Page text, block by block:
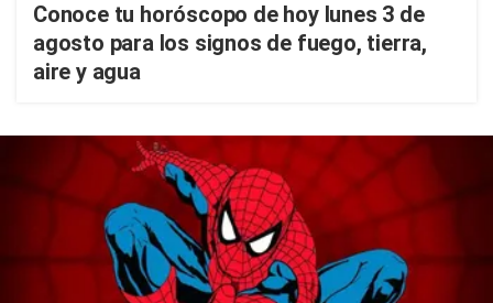
Conoce tu horóscopo de hoy lunes 3 de
agosto para los signos de fuego, tierra,
aire y agua